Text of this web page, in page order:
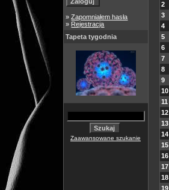
»Zapomniałem hasła
» Rejestracja
Tapeta tygodnia
Zaawansowane szukanie
2
3
4
5
6
7
8
9
10
11
12
13
14
15
16
17
18
19